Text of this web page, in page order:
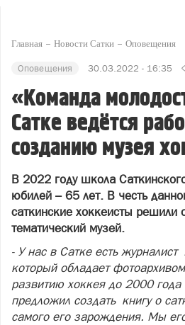
Главная Новости Сатки Оповещения
Оповещения 30.03.2022 - 16:35
«Команда
Сатке ведётся
созданию музея
В 2022 году школа
юбилей – 65 лет. В честь
саткинские хоккеисты решили
тематический музей.
- У нас в Сатке есть
который обладает
развитию хоккея до 2000
предложил создать книгу о
самого его зарождения. Мы